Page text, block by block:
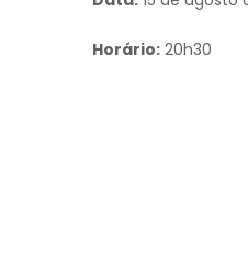
Horário: 20h30